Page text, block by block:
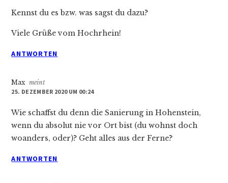
Kennst du es bzw. was sagst du dazu?
Viele Grüße vom Hochrhein!
ANTWORTEN
Max meint
25. DEZEMBER 2020 UM 00:24
Wie schaffst du denn die Sanierung in Hohenstein,
wenn du absolut nie vor Ort bist (du wohnst doch
woanders, oder)? Geht alles aus der Ferne?
ANTWORTEN